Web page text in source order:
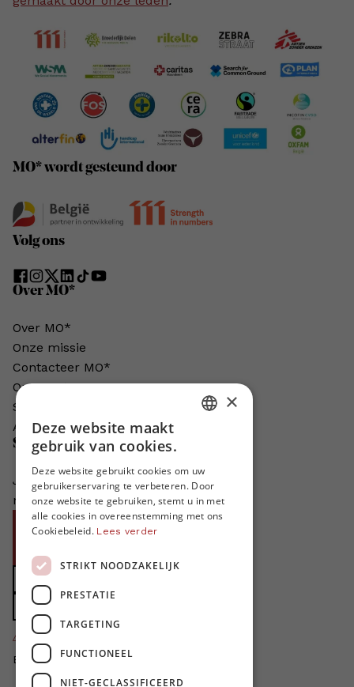
MO* wordt gesteund door
Volg ons
Over MO*
Over MO*
Onze missie
Contacteer MO*
Onze auteurs
Schrijven voor MO*?
Adverteren in MO*
Steun MO*
Je helpt ons groeien. MO* bestaat
niet zonder jouw steun!
Doe een gift
Zet MO* in uw testament
4424
Bedankt voor jullie steun!
ENGLISH
×
Deze website maakt
gebruik van cookies.
Deze website gebruikt cookies om uw
gebruikerservaring te verbeteren. Door
onze website te gebruiken, stemt u in met
alle cookies in overeenstemming met ons
Cookiebeleid. Lees verder
STRIKT NOODZAKELIJK
PRESTATIE
TARGETING
FUNCTIONEEL
NIET-GECLASSIFICEERD